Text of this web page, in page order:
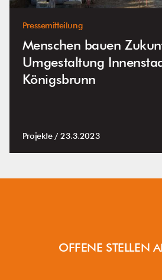
Pressemitteilung
Menschen bauen
Umgestaltung
Königsbrunn
Projekte / 23.3.2023
OFFENE STELLEN